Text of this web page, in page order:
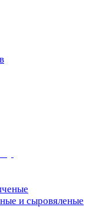
и сыровяленые